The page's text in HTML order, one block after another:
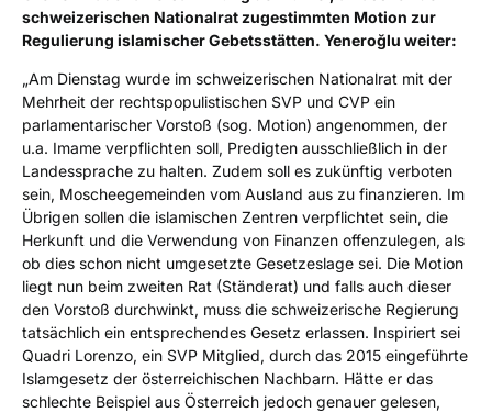
schweizerischen Nationalrat zugestimmten Motion zur
Regulierung islamischer Gebetsstätten. Yeneroğlu weiter:
„Am Dienstag wurde im schweizerischen Nationalrat mit der
Mehrheit der rechtspopulistischen SVP und CVP ein
parlamentarischer Vorstoß (sog. Motion) angenommen, der
u.a. Imame verpflichten soll, Predigten ausschließlich in der
Landessprache zu halten. Zudem soll es zukünftig verboten
sein, Moscheegemeinden vom Ausland aus zu finanzieren. Im
Übrigen sollen die islamischen Zentren verpflichtet sein, die
Herkunft und die Verwendung von Finanzen offenzulegen, als
ob dies schon nicht umgesetzte Gesetzeslage sei. Die Motion
liegt nun beim zweiten Rat (Ständerat) und falls auch dieser
den Vorstoß durchwinkt, muss die schweizerische Regierung
tatsächlich ein entsprechendes Gesetz erlassen. Inspiriert sei
Quadri Lorenzo, ein SVP Mitglied, durch das 2015 eingeführte
Islamgesetz der österreichischen Nachbarn. Hätte er das
schlechte Beispiel aus Österreich jedoch genauer gelesen,